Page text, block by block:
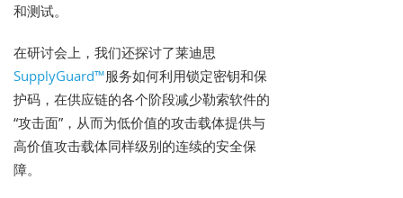
和测试。
在研讨会上，我们还探讨了莱迪思
SupplyGuard™服务如何利用锁定密钥和保
护码，在供应链的各个阶段减少勒索软件的
“攻击面”，从而为低价值的攻击载体提供与
高价值攻击载体同样级别的连续的安全保
障。